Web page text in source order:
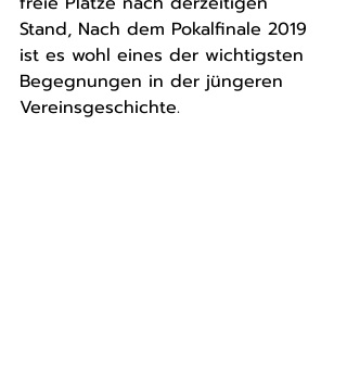
Stand, Nach dem Pokalfinale 2019
ist es wohl eines der wichtigsten
Begegnungen in der jüngeren
Vereinsgeschichte.